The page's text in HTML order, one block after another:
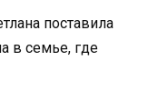
поставила
в семье, где